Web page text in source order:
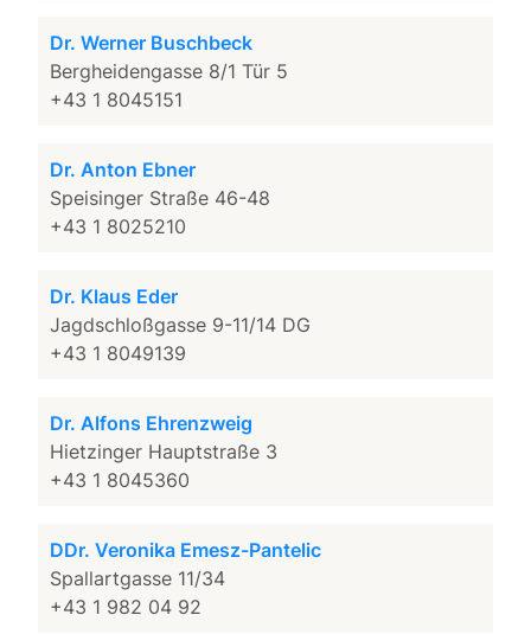
Dr. Werner Buschbeck
Bergheidengasse 8/1 Tür 5
+43 1 8045151
Dr. Anton Ebner
Speisinger Straße 46-48
+43 1 8025210
Dr. Klaus Eder
Jagdschloßgasse 9-11/14 DG
+43 1 8049139
Dr. Alfons Ehrenzweig
Hietzinger Hauptstraße 3
+43 1 8045360
DDr. Veronika Emesz-Pantelic
Spallartgasse 11/34
+43 1 982 04 92